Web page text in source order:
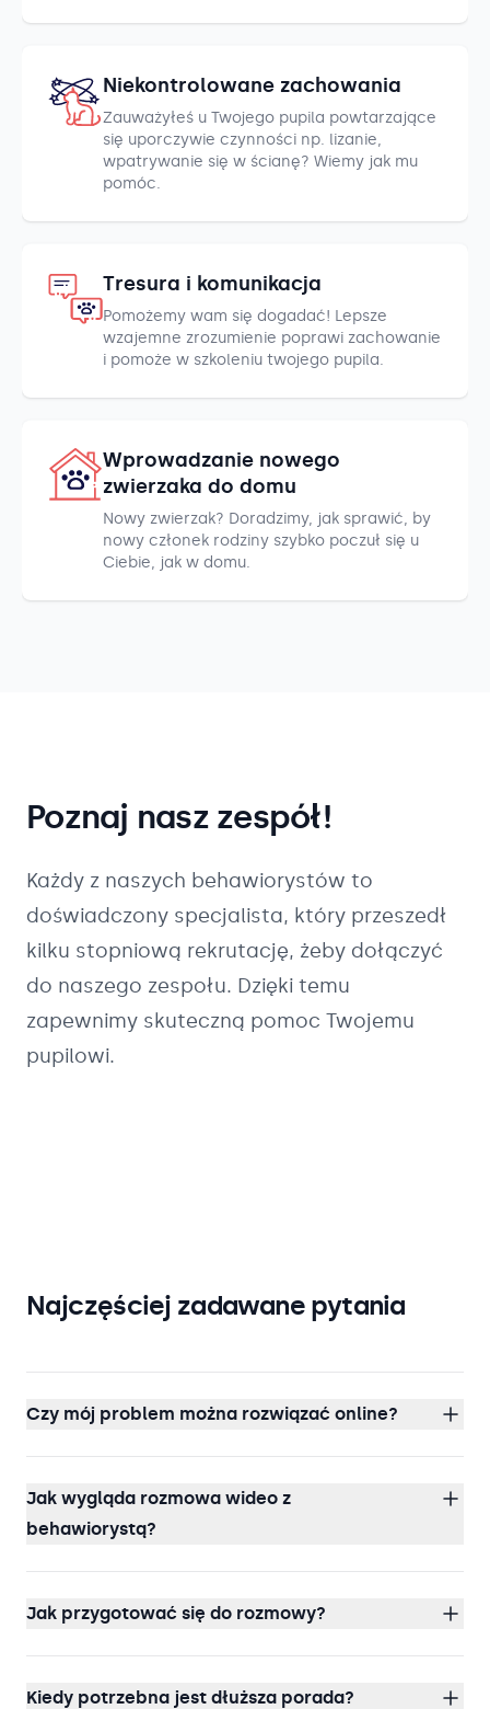
Niekontrolowane zachowania
Zauważyłeś u Twojego pupila powtarzające
się uporczywie czynności np. lizanie,
wpatrywanie się w ścianę? Wiemy jak mu
pomóc.
Tresura i komunikacja
Pomożemy wam się dogadać! Lepsze
wzajemne zrozumienie poprawi zachowanie
i pomoże w szkoleniu twojego pupila.
Wprowadzanie nowego
zwierzaka do domu
Nowy zwierzak? Doradzimy, jak sprawić, by
nowy członek rodziny szybko poczuł się u
Ciebie, jak w domu.
Poznaj nasz zespół!
Każdy z naszych behawiorystów to
doświadczony specjalista, który przeszedł
kilku stopniową rekrutację, żeby dołączyć
do naszego zespołu. Dzięki temu
zapewnimy skuteczną pomoc Twojemu
pupilowi.
Najczęściej zadawane pytania
Czy mój problem można rozwiązać online?
Jak wygląda rozmowa wideo z
behawiorystą?
Jak przygotować się do rozmowy?
Kiedy potrzebna jest dłuższa porada?